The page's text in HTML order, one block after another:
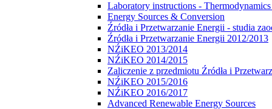
Laboratory instructions -
Energy Sources & Conversion
Źródła i Przetwarzanie Energii - studia
Źródła i Przetwarzanie Energii 2012/2013
NŹiKEO 2013/2014
NŹiKEO 2014/2015
Zaliczenie z przedmiotu Źródła i
NŹiKEO 2015/2016
NŹiKEO 2016/2017
Advanced Renewable Energy Sources